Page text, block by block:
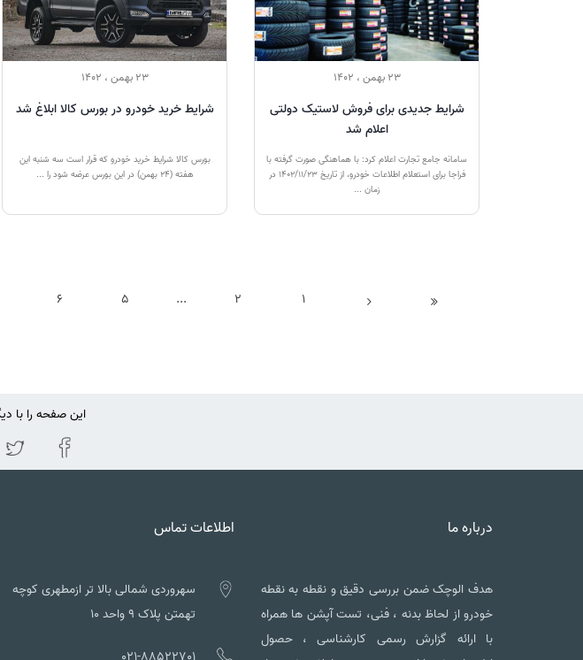
23 بهمن ، 1402
شرایط جدیدی برای فروش لاستیک دولتی
اعلام شد
سامانه جامع تجارت اعلام کرد: با هماهنگی صورت گرفته با
فراجا برای استعلام اطلاعات خودرو، از تاریخ ۱۴۰۲/۱۱/۲۳ در
زمان ...
23 بهمن ، 1402
شرایط خرید خودرو در بورس کالا ابلاغ شد
بورس کالا شرایط خرید خودرو که قرار است سه شنبه این
هفته (۲۴ بهمن) در این بورس عرضه شود را ...
1
2
...
5
6
این صفحه را با
درباره ما
هدف الوچک ضمن بررسی دقیق و نقطه به نقطه
خودرو از لحاظ بدنه ، فنی، تست آپشن ها همراه
با ارائه گزارش رسمی کارشناسی ، حصول
اطلاعات تماس
سهروردی شمالی بالا تر ازمطهری کوچه
تهمتن پلاک ۹ واحد ۱۰